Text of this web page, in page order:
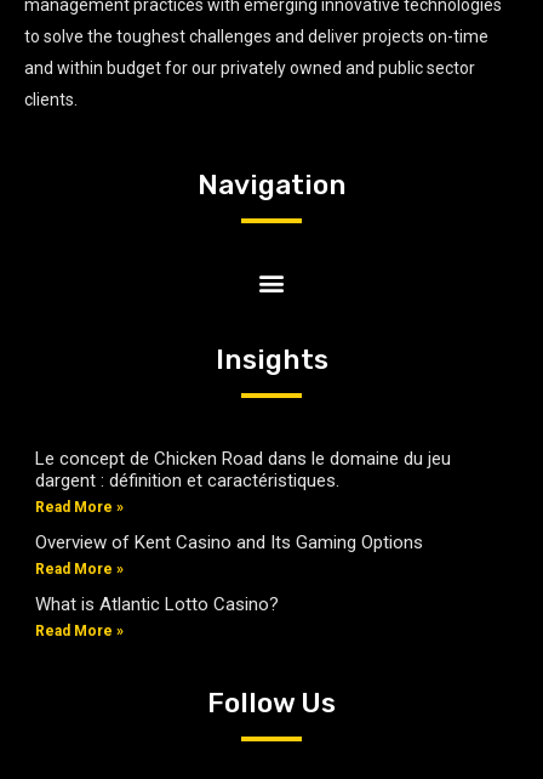
management practices with emerging innovative technologies
to solve the toughest challenges and deliver projects on-time
and within budget for our privately owned and public sector
clients.
Navigation
Insights
Le concept de Chicken Road dans le domaine du jeu
dargent : définition et caractéristiques.
Read More »
Overview of Kent Casino and Its Gaming Options
Read More »
What is Atlantic Lotto Casino?
Read More »
Follow Us